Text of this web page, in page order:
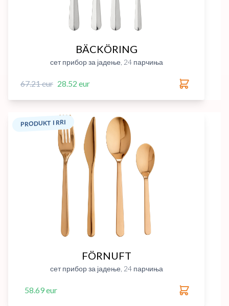
BÄCKÖRING
сет прибор за јадење, 24 парчиња
67.21 eur 28.52 eur
PRODUKT I RRI
FÖRNUFT
сет прибор за јадење, 24 парчиња
58.69 eur